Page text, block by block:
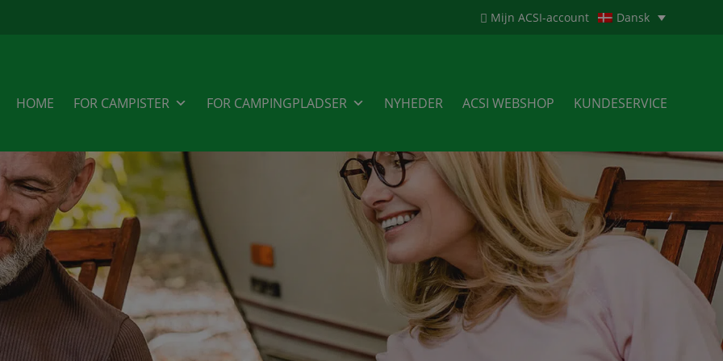
Mijn ACSI-account Dansk
HOME FOR CAMPISTER FOR CAMPINGPLADSER NYHEDER ACSI WEBSHOP KUNDESERVICE